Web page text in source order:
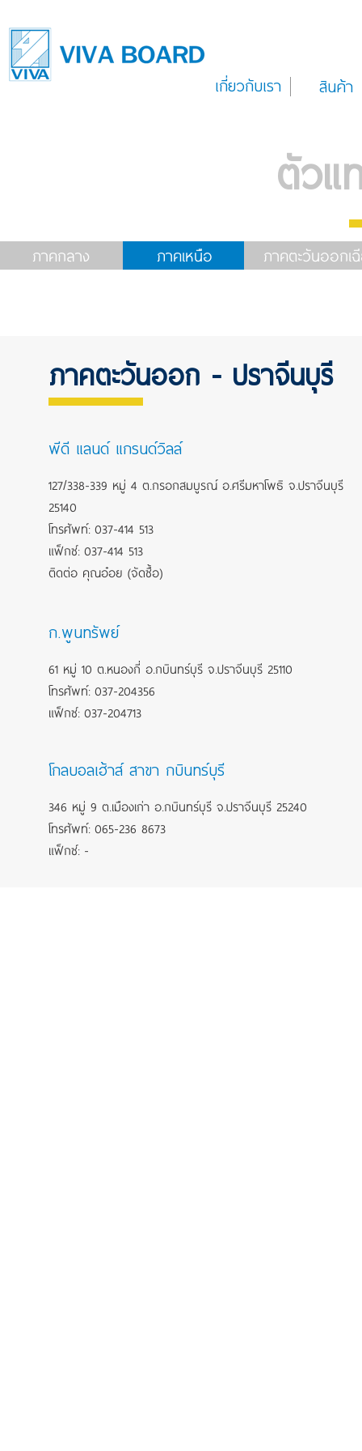
เกี่ยวกับเรา สินค้า
ตัวแ
ภาคกลาง ภาคเหนือ ภาคตะวันออกเ
พีดี แลนด์ แกรนด์วิลล์
127/338-339 หมู่ 4 ต.กรอกสมบูรณ์ อ.ศรีมหาโพธิ จ.ปราจีนบุรี
25140
โทรศัพท์: 037-414 513
แฟ็กซ์: 037-414 513
ติดต่อ คุณอ๋อย (จัดซื้อ)
ก.พูนทรัพย์
61 หมู่ 10 ต.หนองกี่ อ.กบินทร์บุรี จ.ปราจีนบุรี 25110
โทรศัพท์: 037-204356
แฟ็กซ์: 037-204713
โกลบอลเฮ้าส์ สาขา กบินทร์บุรี
346 หมู่ 9 ต.เมืองเก่า อ.กบินทร์บุรี จ.ปราจีนบุรี 25240
โทรศัพท์: 065-236 8673
แฟ็กซ์: -
ภาคตะวันออก - ปราจีนบุรี